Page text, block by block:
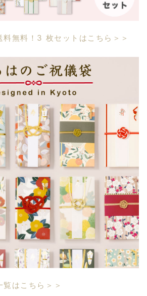
料無料！3 枚セットはこちら＞＞
はこちら＞＞